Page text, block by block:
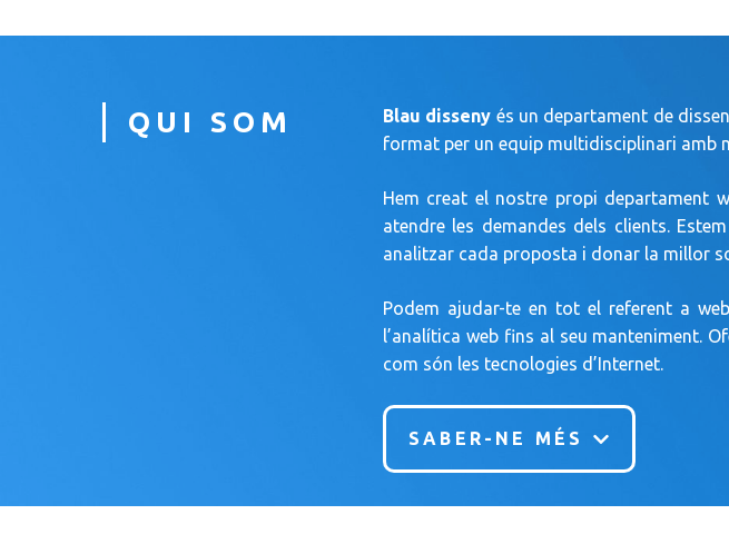
QUI SOM Blau disseny és un departament de
format per un equip multidisciplinari amb
Hem creat el nostre propi departament
atendre les demandes dels clients.
analitzar cada proposta i donar la millor
Podem ajudar-te en tot el referent a
l’analítica web fins al seu manteniment.
com són les tecnologies d’Internet.
SABER-NE MÉS